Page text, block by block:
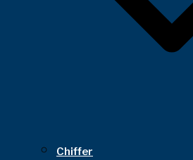
Chiffer